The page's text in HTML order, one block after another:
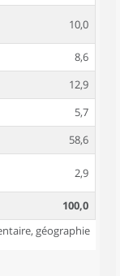
10,0
8,6
12,9
5,7
58,6
2,9
100,0
géographie